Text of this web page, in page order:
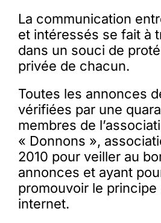
La communication
et intéressés se fait à
dans un souci de
privée de chacun.
Toutes les annonces
vérifiées par une
membres de
« Donnons »,
2010 pour veiller au
annonces et ayant
promouvoir le principe
internet.